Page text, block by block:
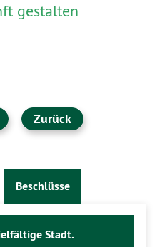
gestalten
Zurück
Beschlüsse
Stadt.